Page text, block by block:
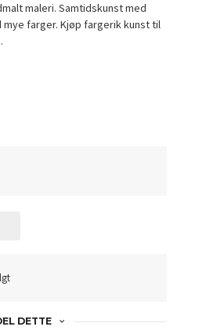
maleri. Samtidskunst med
farger. Kjøp fargerik kunst til
DETTE